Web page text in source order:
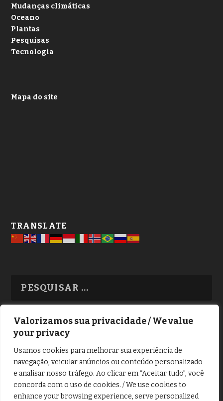
Valorizamos sua privacidade / We value
your privacy
Usamos cookies para melhorar sua experiência de
navegação, veicular anúncios ou conteúdo personalizado
e analisar nosso tráfego. Ao clicar em “Aceitar tudo”, você
concorda com o uso de cookies. / We use cookies to
enhance your browsing experience, serve personalized
Mudanças climáticas
Oceano
Plantas
Pesquisas
Tecnologia
Mapa do site
TRANSLATE
TODAS OS ASSUNTOS